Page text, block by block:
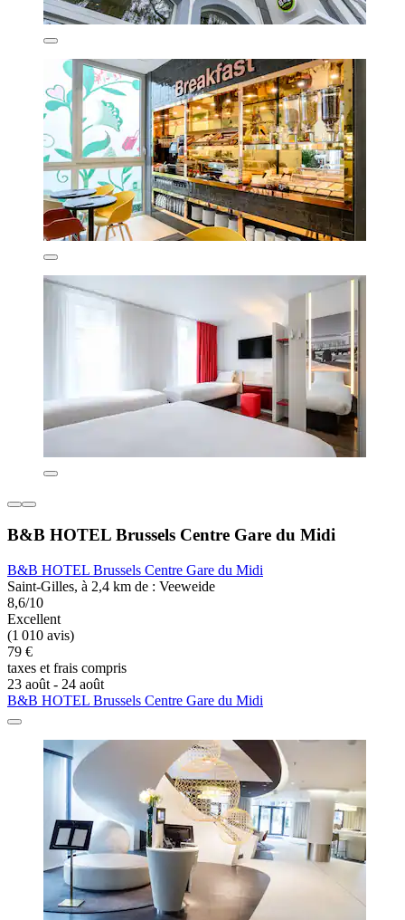
B&B HOTEL Brussels Centre Gare du Midi
B&B HOTEL Brussels Centre Gare du Midi
Saint-Gilles, à 2,4 km de : Veeweide
8,6/10
Excellent
(1 010 avis)
79 €
taxes et frais compris
23 août - 24 août
B&B HOTEL Brussels Centre Gare du Midi